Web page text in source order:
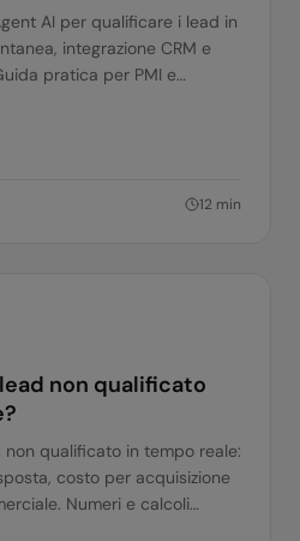
AI per qualificare i lead in
integrazione CRM e
pratica per PMI e
12 min
non qualificato
qualificato in tempo reale:
costo per acquisizione
Numeri e calcoli